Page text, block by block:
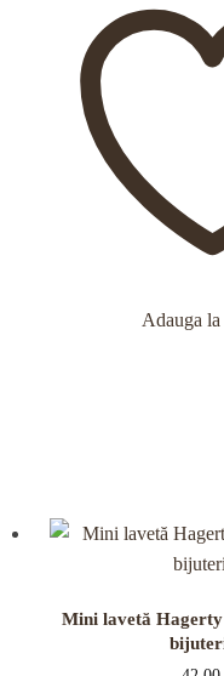
Adauga
Mini lavetă